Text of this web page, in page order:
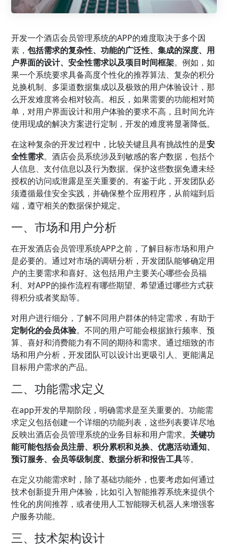
开发一个酒店会员管理系统的APP的难度取决于多个因
素，包括需求的复杂性、功能的广泛性、集成的深度、用
户界面的设计、安全性需求以及项目时间框架。例如，如
果一个系统要求具备高度个性化的推荐算法、复杂的积分
兑换机制、多渠道数据集成以及极致的用户体验设计，那
么开发难度将会相对较高。相反，如果需要的功能相对简
单，对用户界面设计和用户体验的要求不高，且时间允许
使用现成的解决方案进行定制，开发的难度将显著降低。
在这种复杂的开发过程中，比较关键且具有挑战性的是安
全性需求。酒店会员系统涉及到敏感的客户数据，包括个
人信息、支付信息以及行为数据。保护这些数据免遭未经
授权的访问或泄露是至关重要的。有鉴于此，开发团队必
须遵循最佳安全实践，并确保整个应用程序，从前端到后
端，遵守相关的数据保护规定。
一、市场和用户分析
在开发酒店会员管理系统APP之前，了解目标市场和用户
是必要的。通过对市场的调研分析，开发团队能够确定用
户的主要需求和喜好。这包括用户主要关心哪些会员福
利、对APP的操作流程有哪些期望、希望通过哪些方式获
得积分或者奖励等。
对用户进行细分，了解不同用户群体的特定需求，有助于
定制化的会员体验。不同的用户可能会根据旅行频率、预
算、喜好和消费能力有不同的期待和需求。通过细致的市
场和用户分析，开发团队可以设计出更吸引人、更能满足
目标用户需求的产品。
二、功能需求定义
在app开发的早期阶段，明确需求是至关重要的。功能需
求定义包括创建一个详细的功能列表，这些列表要详尽地
反映出酒店会员管理系统的业务目标和用户需求。 关键功
能可能包括会员注册、积分累积和兑换、优惠活动通知、
预订服务、会员等级制度、数据分析和报告工具等。
在定义功能需求时，除了基础功能外，也要考虑如何通过
技术创新提升用户体验，比如引入智能推荐系统来提供个
性化的房间推荐，或者使用人工智能聊天机器人来增强客
户服务功能。
三、技术架构设计